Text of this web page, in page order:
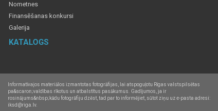
Nometnes
Finansēšanas konkursi
Galerija
KATALOGS
Informatīvajos materiālos izmantotas fotogrāfijas, lai atspoguļotu Rīgas valstspilsētas
pa&scaron;valdības rīkotus un atbalstītus pasākumus. Gadījumos, ja ir
rosinājums&nbsp;kādu fotogrāfiju dzēst, tad par to informējiet, sūtot ziņu uz e-pasta adresi:
iksd@riga.lv.